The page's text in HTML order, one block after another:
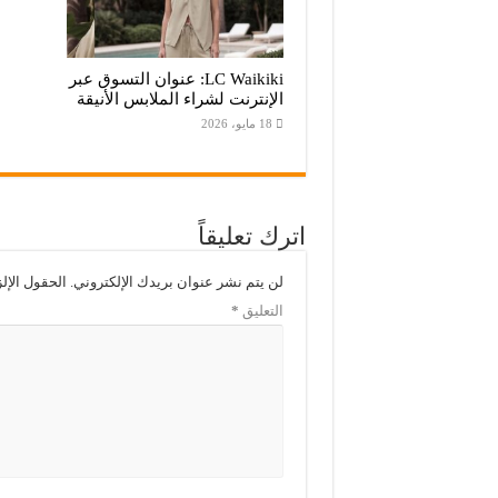
‌‌‌LC Waikiki: عنوان التسوق عبر
الإنترنت لشراء الملابس الأنيقة
18 مايو، 2026
اترك تعليقاً
لن يتم نشر عنوان بريدك الإلكتروني. الحقول
التعليق *